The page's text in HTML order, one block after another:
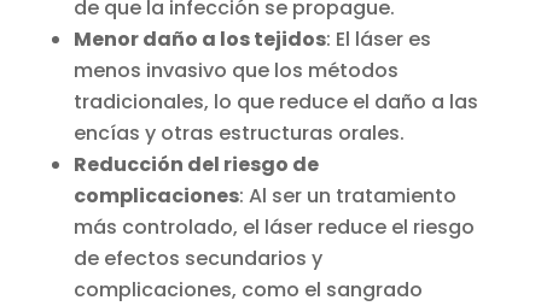
de que la infección se propague.
Menor daño a los tejidos: El láser es
menos invasivo que los métodos
tradicionales, lo que reduce el daño a las
encías y otras estructuras orales.
Reducción del riesgo de
complicaciones: Al ser un tratamiento
más controlado, el láser reduce el riesgo
de efectos secundarios y
complicaciones, como el sangrado